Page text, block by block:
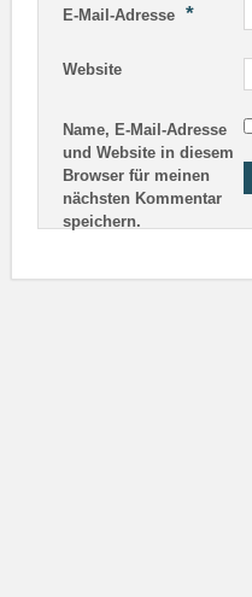
E-Mail-Adresse *
Website
Name, E-Mail-Adresse
und Website in diesem
Browser für meinen
nächsten Kommentar
speichern.